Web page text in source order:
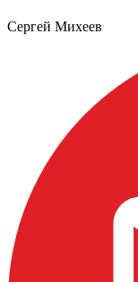
Сергей Михеев